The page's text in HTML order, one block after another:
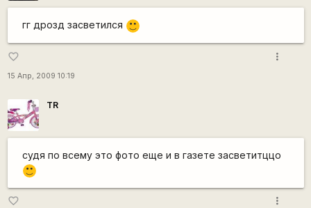
гг дрозд засветился :)
favorite_border
15 Апр, 2009 10:19
more_vert
TR
судя по всему это фото еще и в газете засветитццо
:)
favorite_border more_vert